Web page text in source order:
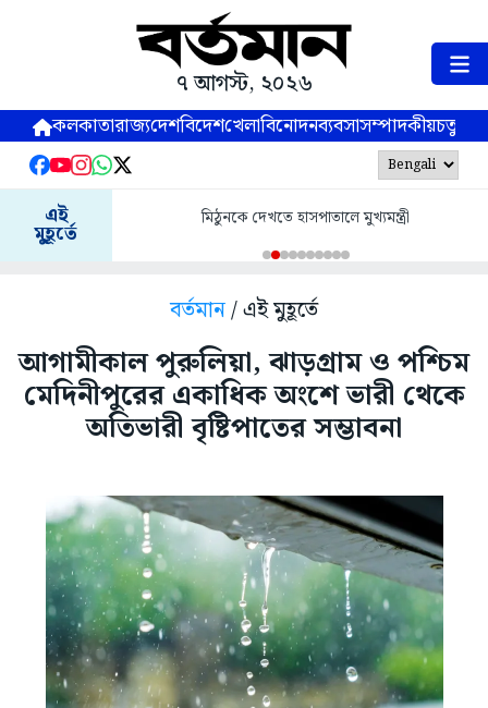
৭ আগস্ট, ২০২৬
কলকাতারাজ্যদেশবিদেশখেলাবিনোদনব্যবসাসম্পাদকীয়
এই
মুহূর্তে
মিঠুনকে দেখতে হাসপাতালে মুখ্যমন্ত্রী
বর্তমান/ এই মুহূর্তে
আগামীকাল পুরুলিয়া, ঝাড়গ্রাম ও পশ্চিম
মেদিনীপুরের একাধিক অংশে ভারী থেকে
অতিভারী বৃষ্টিপাতের সম্ভাবনা